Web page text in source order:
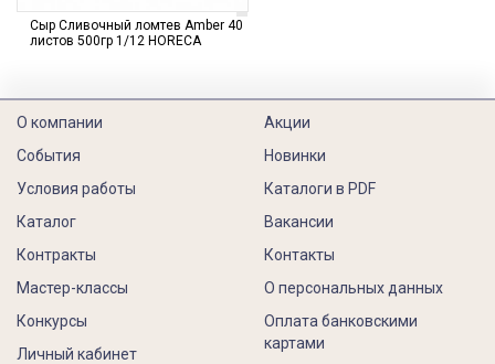
Сыр Сливочный ломтев Amber 40
листов 500гр 1/12 HORECA
О компании
События
Условия работы
Каталог
Контракты
Акции
Новинки
Каталоги в PDF
Вакансии
Контакты
Мастер-классы
Конкурсы
Личный кабинет
О персональных данных
Оплата банковскими
картами